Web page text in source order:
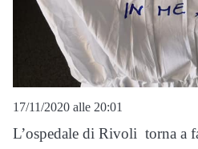
17/11/2020 alle 20:01
L’ospedale di Rivoli torna a